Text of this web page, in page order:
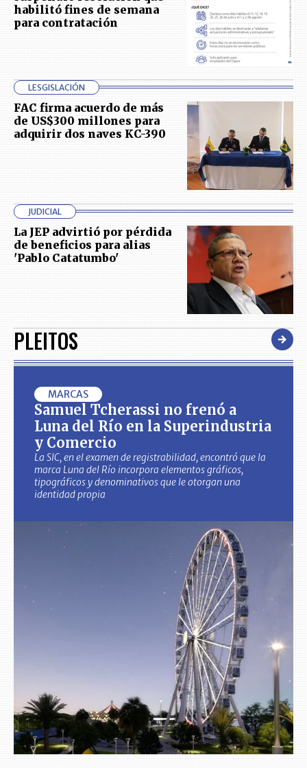
habilitó fines de semana
para contratación
LESGISLACIÓN
FAC firma acuerdo de más
de US$300 millones para
adquirir dos naves KC-390
JUDICIAL
La JEP advirtió por pérdida
de beneficios para alias
'Pablo Catatumbo'
PLEITOS
MARCAS
Samuel Tcherassi no frenó a
Luna del Río en la Superindustria
y Comercio
La SIC, en el examen de registrabilidad, encontró que la
marca Luna del Río incorpora elementos gráficos,
tipográficos y denominativos que le otorgan una
identidad propia